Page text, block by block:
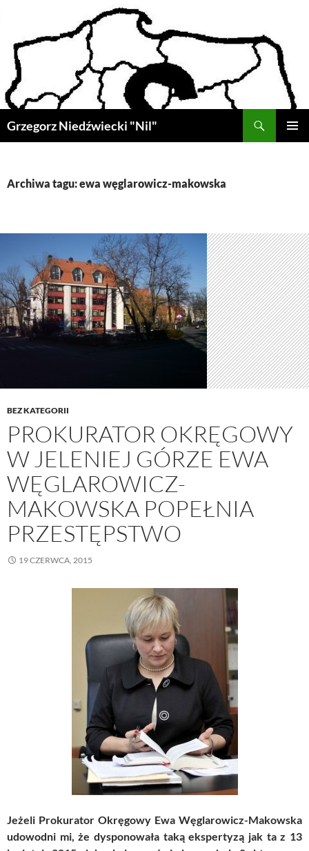
treści
Grzegorz Niedźwiecki "Nil"
Archiwa tagu: ewa węglarowicz-makowska
BEZ KATEGORII
PROKURATOR OKRĘGOWY
W JELENIEJ GÓRZE EWA
WĘGLAROWICZ-
MAKOWSKA POPEŁNIA
PRZESTĘPSTWO
19 CZERWCA, 2015
Jeżeli Prokurator Okręgowy Ewa Węglarowicz-Makowska
udowodni mi, że dysponowała taką ekspertyzą jak ta z 13